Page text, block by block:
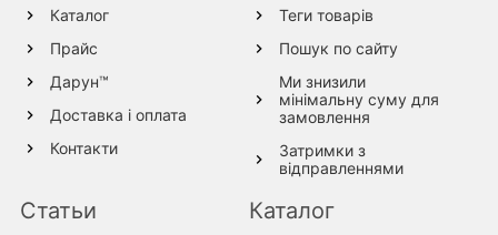
Каталог
Прайс
Дарун™
Доставка і оплата
Контакти
Теги товарів
Пошук по сайту
Ми знизили
мінімальну суму для
замовлення
Затримки з
відправленнями
Статьи Каталог